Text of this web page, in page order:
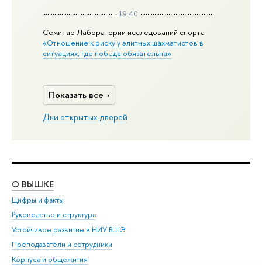
19:40
Семинар Лаборатории исследований спорта
«Отношение к риску у элитных шахматистов в
ситуациях, где победа обязательна»
Показать все
Дни открытых дверей
О ВЫШКЕ
Цифры и факты
Руководство и структура
Устойчивое развитие в НИУ ВШЭ
Преподаватели и сотрудники
Корпуса и общежития